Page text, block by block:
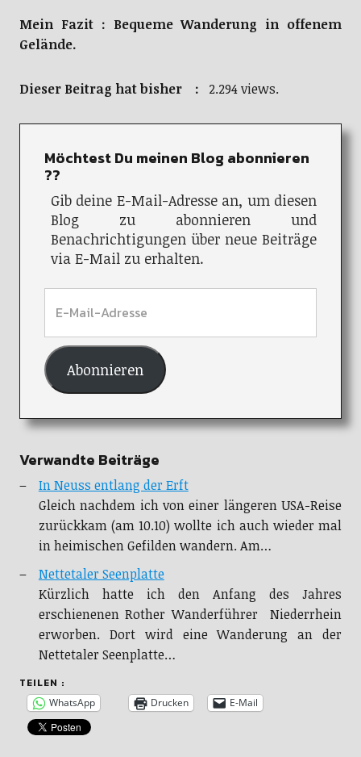
Mein Fazit : Bequeme Wanderung in offenem
Gelände.
Dieser Beitrag hat bisher : 2.294 views.
Möchtest Du meinen Blog abonnieren
??
Gib deine E-Mail-Adresse an, um diesen
Blog zu abonnieren und
Benachrichtigungen über neue Beiträge
via E-Mail zu erhalten.
Abonnieren
Verwandte Beiträge
In Neuss entlang der Erft
Gleich nachdem ich von einer längeren USA-Reise
zurückkam (am 10.10) wollte ich auch wieder mal
in heimischen Gefilden wandern. Am…
Nettetaler Seenplatte
Kürzlich hatte ich den Anfang des Jahres
erschienenen Rother Wanderführer Niederrhein
erworben. Dort wird eine Wanderung an der
Nettetaler Seenplatte…
TEILEN :
WhatsApp Drucken E-Mail